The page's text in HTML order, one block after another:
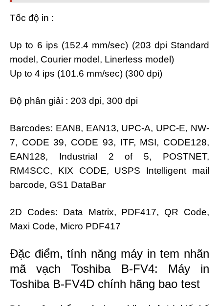
Tốc độ in :
Up to 6 ips (152.4 mm/sec) (203 dpi Standard
model, Courier model, Linerless model)
Up to 4 ips (101.6 mm/sec) (300 dpi)
Độ phân giải : 203 dpi, 300 dpi
Barcodes: EAN8, EAN13, UPC-A, UPC-E, NW-
7, CODE 39, CODE 93, ITF, MSI, CODE128,
EAN128, Industrial 2 of 5, POSTNET,
RM4SCC, KIX CODE, USPS Intelligent mail
barcode, GS1 DataBar
2D Codes: Data Matrix, PDF417, QR Code,
Maxi Code, Micro PDF417
Đặc điểm, tính năng máy in tem nhãn
mã vạch Toshiba B-FV4: Máy in
Toshiba B-FV4D chính hãng bao test